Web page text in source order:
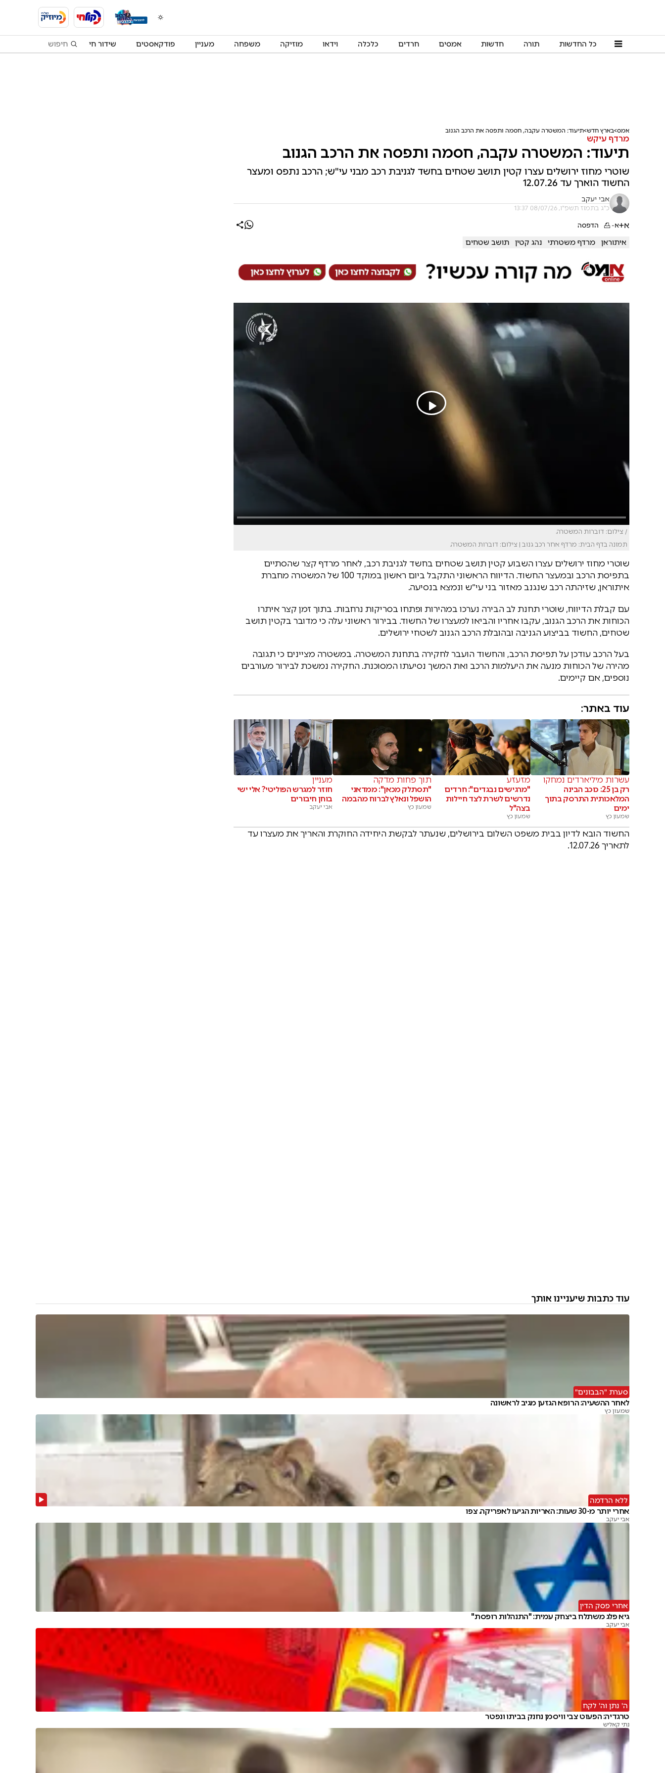
כל החדשות תורה חדשות אמסים חרדים כלכלה וידאו מוזיקה משפחה מעניין פודקאסטים שידור חי
אמס בארץ חדש תיעוד: המשטרה עקבה, חסמה ותפסה את הרכב הגנוב
מרדף עיקש
תיעוד: המשטרה עקבה, חסמה ותפסה את הרכב הגנוב
שוטרי מחוז ירושלים עצרו קטין תושב שטחים בחשד לגניבת רכב מבני עי"ש; הרכב נתפס ומעצר
החשוד הוארך עד 12.07.26
אבי יעקב
כ"ג בתמוז תשפ"ו, 08/07/26 13:37
א+א- הדפסה
איתוראן מרדף משטרתי נהג קטין תושב שטחים
/ צילום: דוברות המשטרה.
תמונה בדף הבית: מרדף אחר רכב גנוב | צילום: דוברות המשטרה.
שוטרי מחוז ירושלים עצרו השבוע קטין תושב שטחים בחשד לגניבת רכב, לאחר מרדף קצר שהסתיים
בתפיסת הרכב ובמעצר החשוד. הדיווח הראשוני התקבל ביום ראשון במוקד 100 של המשטרה מחברת
איתוראן, שזיהתה רכב שנגנב מאזור בני עי״ש ונמצא בנסיעה.
עם קבלת הדיווח, שוטרי תחנת לב הבירה נערכו במהירות ופתחו בסריקות נרחבות. בתוך זמן קצר איתרו
הכוחות את הרכב הגנוב, עקבו אחריו והביאו למעצרו של החשוד. בבירור ראשוני עלה כי מדובר בקטין תושב
שטחים, החשוד בביצוע הגניבה ובהובלת הרכב הגנוב לשטחי ירושלים.
בעל הרכב עודכן על תפיסת הרכב, והחשוד הועבר לחקירה בתחנת המשטרה. במשטרה מציינים כי תגובה
מהירה של הכוחות מנעה את היעלמות הרכב ואת המשך נסיעתו המסוכנת. החקירה נמשכת לבירור מעורבים
נוספים, אם קיימים.
עוד באתר:
עשרות מיליארדים נמחקו
רק בן 25: כוכב הבינה
המלאכותית התרסק בתוך
ימים
שמעון כץ
מזעזע
"מרגישים נבגדים": חרדים
נדרשים לשרת לצד חיילות
בצה"ל
שמעון כץ
תוך פחות מדקה
"תסתלק מכאן": ממדאני
הושפל ונאלץ לברוח מהבמה
שמעון כץ
מעניין
חוזר למגרש הפוליטי? אלי ישי
בוחן חיבורים
אבי יעקב
החשוד הובא לדיון בבית משפט השלום בירושלים, שנעתר לבקשת היחידה החוקרת והאריך את מעצרו עד
לתאריך 12.07.26.
עוד כתבות שיעניינו אותך
סערת "הבבונים"
לאחר ההשעיה: הרופא הגזען מגיב לראשונה
שמעון כץ
ללא הרדמה
אחרי יותר מ-30 שעות: האריות הגיעו לאפריקה. צפו
אבי יעקב
אחרי פסק הדין
גיא פלג משתלח ביצחק עמית: "התנהלות רופסת"
אבי יעקב
ה' נתן וה' לקח
טרגדיה: הפעוט צבי וויסמן נחנק בביתו ונפטר
נתי קאליש